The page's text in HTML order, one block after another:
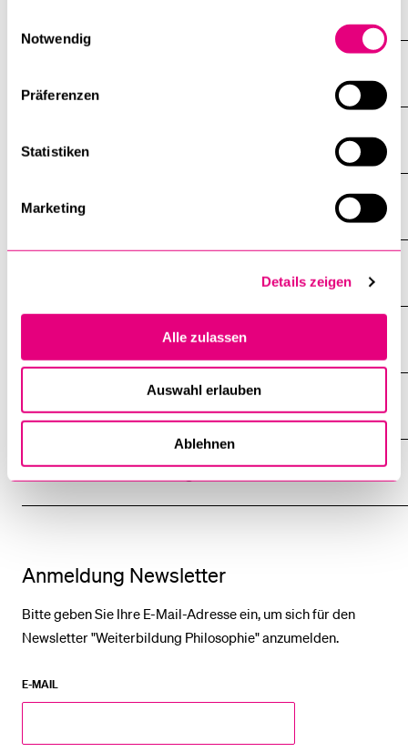
Notwendig
Präferenzen
Statistiken
Marketing
Details zeigen
Alle zulassen
Auswahl erlauben
Ablehnen
Anschluss- & Kombinationsmöglichkeiten
FAQ
Stimmen & Erfahrungen
Anmeldung Newsletter
Bitte geben Sie Ihre E-Mail-Adresse ein, um sich für den
Newsletter "Weiterbildung Philosophie" anzumelden.
E-MAIL